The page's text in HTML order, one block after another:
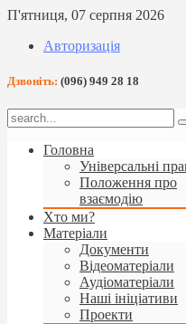
П'ятниця, 07 серпня 2026
Авторизація
Дзвоніть: (096) 949 28 18
Головна
Універсальні
Положення про
взаємодію
Хто ми?
Матеріали
Документи
Відеоматеріали
Аудіоматеріали
Наші ініціативи
Проекти